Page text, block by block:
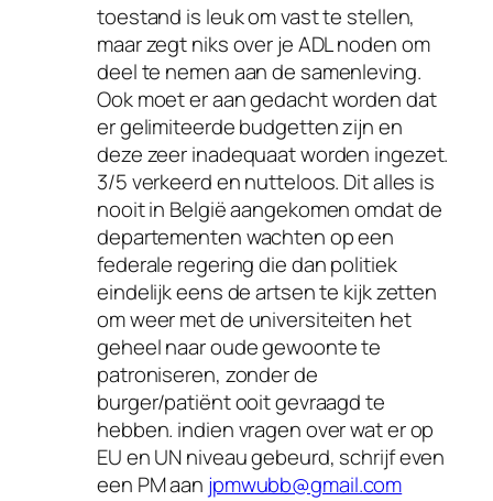
toestand is leuk om vast te stellen,
maar zegt niks over je ADL noden om
deel te nemen aan de samenleving.
Ook moet er aan gedacht worden dat
er gelimiteerde budgetten zijn en
deze zeer inadequaat worden ingezet.
3/5 verkeerd en nutteloos. Dit alles is
nooit in België aangekomen omdat de
departementen wachten op een
federale regering die dan politiek
eindelijk eens de artsen te kijk zetten
om weer met de universiteiten het
geheel naar oude gewoonte te
patroniseren, zonder de
burger/patiënt ooit gevraagd te
hebben. indien vragen over wat er op
EU en UN niveau gebeurd, schrijf even
een PM aan jpmwubb@gmail.com